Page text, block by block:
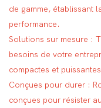
de gamme, établissant
performance.
Solutions sur mesure :
besoins de votre
compactes et
Conçues pour durer :
conçues pour résister